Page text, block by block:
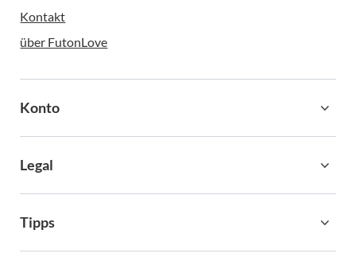
Kontakt
über FutonLove
Konto
Legal
Tipps